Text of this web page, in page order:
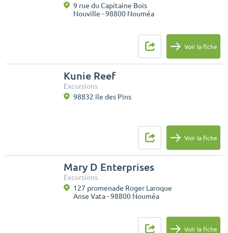
9 rue du Capitaine Bois
Nouville - 98800 Nouméa
Voir la fiche
Kunie Reef
Excursions
98832 Ile des Pins
Voir la fiche
Mary D Enterprises
Excursions
127 promenade Roger Laroque
Anse Vata - 98800 Nouméa
Voir la fiche